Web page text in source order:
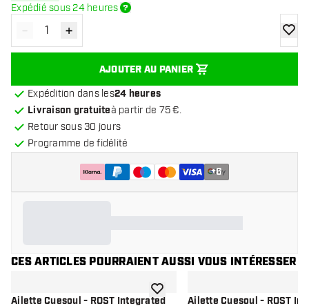
Expédié sous 24 heures
Diminuer la quantité
- Augmenter la quantité
+
AJOUTER AU PANIER
Expédition dans les24 heures
Livraison gratuiteà partir de 75 €.
Retour sous 30 jours
Programme de fidélité
+6
CES ARTICLES POURRAIENT AUSSI VOUS INTÉRESSER
Ailette Cuesoul - ROST Integratedajouter à la liste de souhaits
Ailette Cuesoul - ROST